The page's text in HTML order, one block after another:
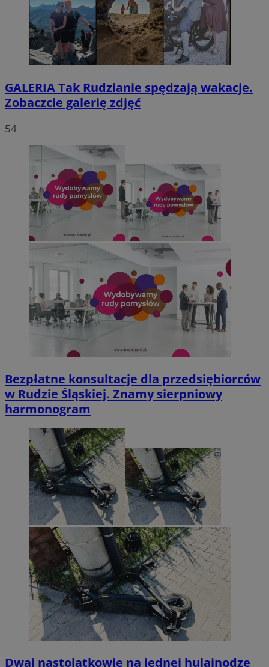
GALERIATak Rudzianie spędzają wakacje.
Zobaczcie galerię zdjęć
54
Bezpłatne konsultacje dla przedsiębiorców
w Rudzie Śląskiej. Znamy sierpniowy
harmonogram
Dwaj nastolatkowie na jednej hulajnodze